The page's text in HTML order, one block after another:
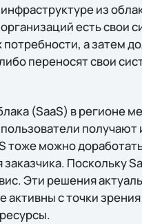
из
есть свои
а затем
переносят свои
(SaaS) в регионе
получают
тоже можно
Поскольку
Эти решения
активны с точки